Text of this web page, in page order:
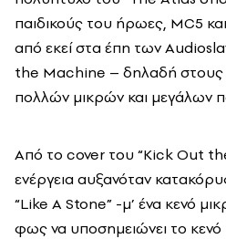
παιδικούς του ήρωες, MC5 και
από εκεί στα έπη των
the Machine – δηλαδή στους
πολλών μικρών και μεγάλων
Από το cover του “KickOut
ενέργεια αυξανόταν
“Like A Stone” -μ’ ένα κενό
φως να υποσημειώνει το κενό